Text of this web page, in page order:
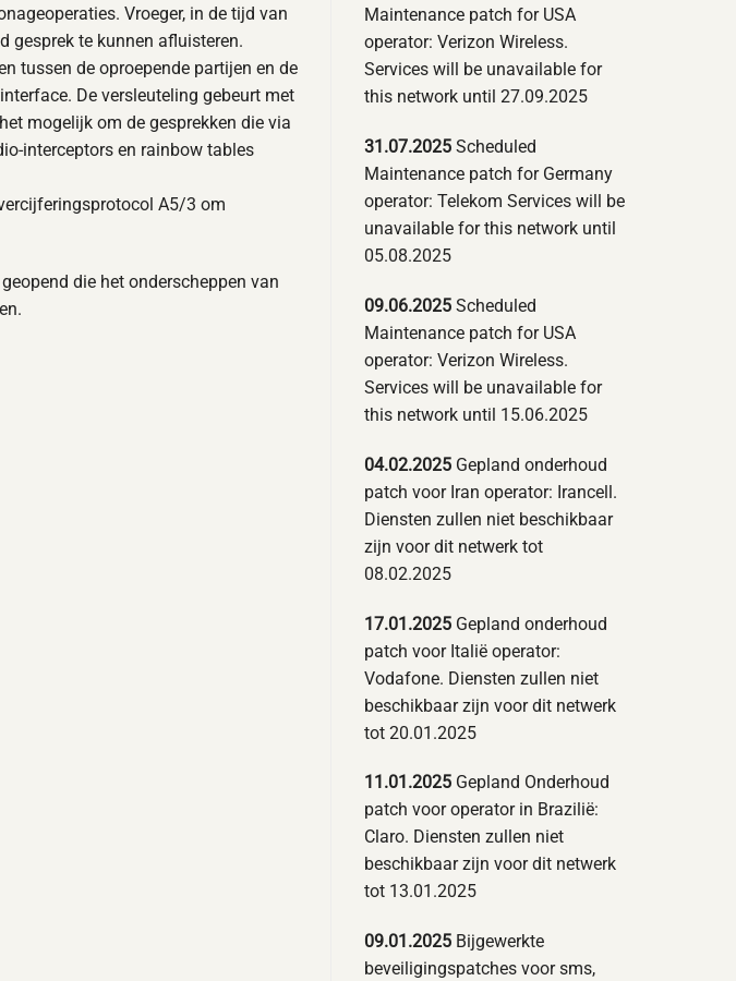
Vroeger, in de tijd van
gesprek te kunnen afluisteren.
tussen de oproepende partijen en de
De versleuteling gebeurt met
mogelijk om de gesprekken die via
interceptors en rainbow tables
A5/3 om
die het onderscheppen van
Maintenance patch for USA
operator: Verizon Wireless.
Services will be unavailable for
this network until 27.09.2025
31.07.2025 Scheduled
Maintenance patch for Germany
operator: Telekom Services will be
unavailable for this network until
05.08.2025
09.06.2025 Scheduled
Maintenance patch for USA
operator: Verizon Wireless.
Services will be unavailable for
this network until 15.06.2025
04.02.2025 Gepland onderhoud
patch voor Iran operator: Irancell.
Diensten zullen niet beschikbaar
zijn voor dit netwerk tot
08.02.2025
17.01.2025 Gepland onderhoud
patch voor Italië operator:
Vodafone. Diensten zullen niet
beschikbaar zijn voor dit netwerk
tot 20.01.2025
11.01.2025 Gepland Onderhoud
patch voor operator in Brazilië:
Claro. Diensten zullen niet
beschikbaar zijn voor dit netwerk
tot 13.01.2025
09.01.2025 Bijgewerkte
beveiligingspatches voor sms,